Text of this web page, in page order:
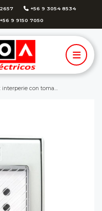
+56 9 3054 8534
+56 9 9150 7050
doble 10a 250v ip55 - lexo